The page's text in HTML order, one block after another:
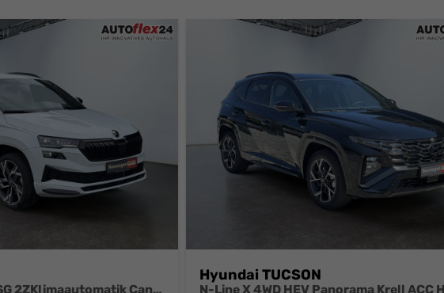
Sportline 1,5 TSI DSG 2ZKlimaautomatik Canton Anhängerkupplung Totewinkel Assistent 2 x Einparkhilfe Kamera 19 Zoll Felgen adaptiver Tempomat 5J Garantie
Hyundai TUCSON